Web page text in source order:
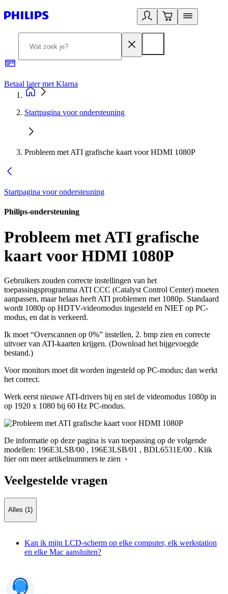
Betaal later met Klarna
Startpagina voor ondersteuning
Probleem met ATI grafische kaart voor HDMI 1080P
Startpagina voor ondersteuning
Philips-ondersteuning
Probleem met ATI grafische
kaart voor HDMI 1080P
Gebruikers zouden correcte instellingen van het
toepassingsprogramma ATI CCC (Catalyst Control Center) moeten
aanpassen, maar helaas heeft ATI problemen met 1080p. Standaard
wordt 1080p op HDTV-videomodus ingesteld en NIET op PC-
modus, en dat is verkeerd.
Ik moet “Overscannen op 0%” instellen, 2. bmp zien en correcte
uitvoer van ATI-kaarten krijgen. (Download het bijgevoegde
bestand.)
Voor monitors moet dit worden ingesteld op PC-modus; dan werkt
het correct.
Werk eerst nieuwe ATI-drivers bij en stel de videomodus 1080p in
op 1920 x 1080 bij 60 Hz PC-modus.
De informatie op deze pagina is van toepassing op de volgende
modellen: 196E3LSB/00 , 196E3LSB/01 , BDL6531E/00 . Klik
hier om meer artikelnummers te zien ›
Veelgestelde vragen
Alles (1)
Kan ik mijn LCD-scherm op elke computer, elk werkstation
en elke Mac aansluiten?